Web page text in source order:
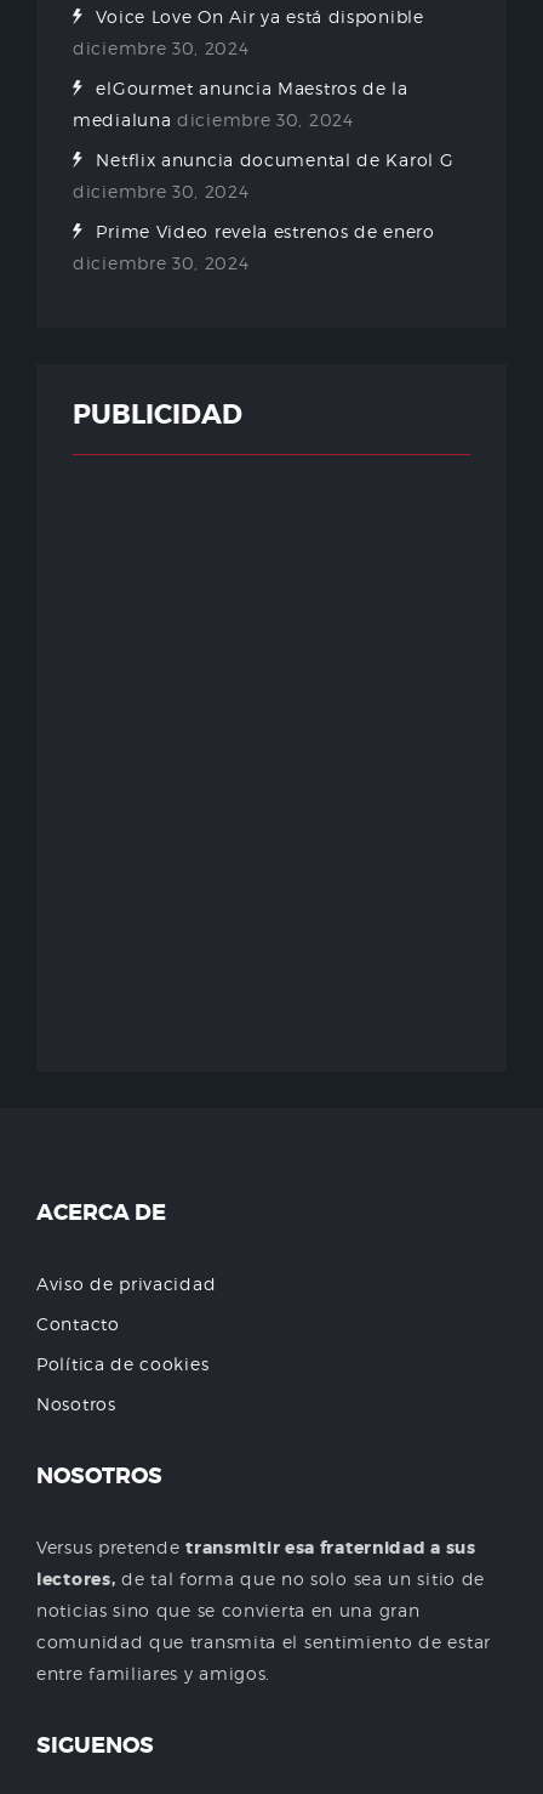
Voice Love On Air ya está disponible
diciembre 30, 2024
elGourmet anuncia Maestros de la
medialuna diciembre 30, 2024
Netflix anuncia documental de Karol G
diciembre 30, 2024
Prime Video revela estrenos de enero
diciembre 30, 2024
PUBLICIDAD
ACERCA DE
Aviso de privacidad
Contacto
Política de cookies
Nosotros
NOSOTROS
Versus pretendetransmitir esa fraternidad a sus
lectores, de tal forma que no solo sea un sitio de
noticias sino que se convierta en una gran
comunidad que transmita el sentimiento de estar
entre familiares y amigos.
SIGUENOS